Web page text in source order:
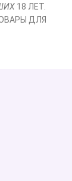
18 ЛЕТ.
ДЛЯ